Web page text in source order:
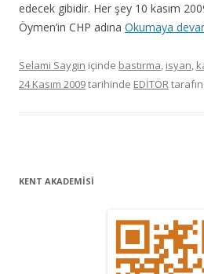
edecek gibidir. Her şey 10 kasım
Öymen’in CHP adına Okumaya
Selami Saygın içinde bastırma, isyan,
24 Kasım 2009tarihinde EDİTÖR
KENT AKADEMİSİ